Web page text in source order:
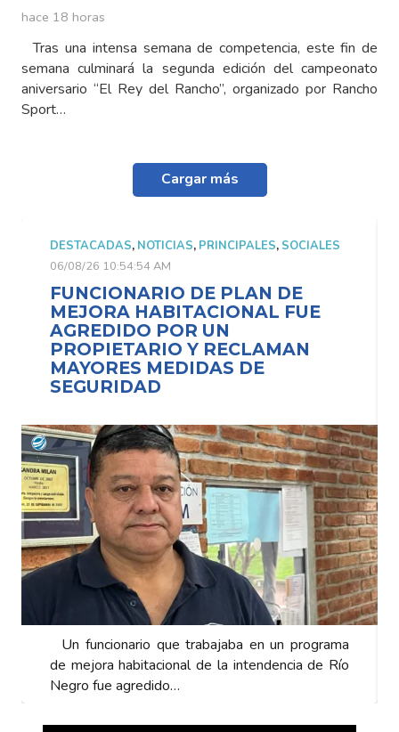
hace 18 horas
Tras una intensa semana de competencia, este fin de
semana culminará la segunda edición del campeonato
aniversario “El Rey del Rancho”, organizado por Rancho
Sport…
Cargar más
NOTICIAS,PRINCIPALES,SOCIALES
AM
DE PLAN DE
HABITACIONAL FUE
POR UN
Y RECLAMAN
MEDIDAS DE
que trabajaba en un programa
habitacional de la intendencia de Río
agredido…
DESTACADAS
MEJORA
Un
de mejora